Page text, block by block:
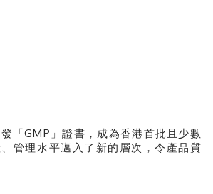
「GMP」證書，成為香港首批且少數
管理水平邁入了新的層次，令產品質